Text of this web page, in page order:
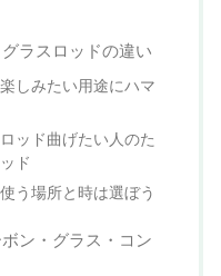
ラスロッドの違い
しみたい用途にハマ
ッド曲げたい人のた
ド
う場所と時は選ぼう
ン・グラス・コン